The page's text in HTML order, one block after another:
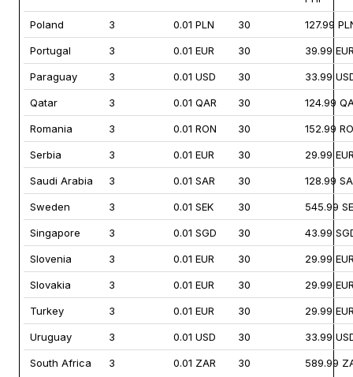
Poland 3 0.01 PLN 30 127.99
Portugal 3 0.01 EUR 30 39.99
Paraguay 3 0.01 USD 30 33.99
Qatar 3 0.01 QAR 30 124.99
Romania 3 0.01 RON 30 152.99
Serbia 3 0.01 EUR 30 29.99
Saudi Arabia 3 0.01 SAR 30 128.99
Sweden 3 0.01 SEK 30 545.99
Singapore 3 0.01 SGD 30 43.99
Slovenia 3 0.01 EUR 30 29.99
Slovakia 3 0.01 EUR 30 29.99
Turkey 3 0.01 EUR 30 29.99
Uruguay 3 0.01 USD 30 33.99
South Africa 3 0.01 ZAR 30 589.99